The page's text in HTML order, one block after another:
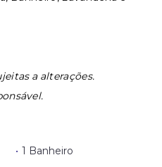
a alterações.
• 1 Banheiro